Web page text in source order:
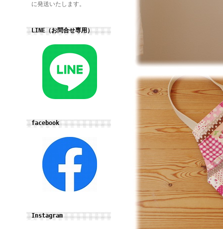
に発送いたします。
LINE（お問合せ専用）
facebook
Instagram